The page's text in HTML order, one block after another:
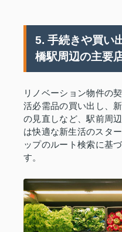
5. 手続きや買い
橋駅周辺の主要
リノベーション物件の
活必需品の買い出し、
の見直しなど、駅前周
は快適な新生活のスタ
ップのルート検索に基
す。